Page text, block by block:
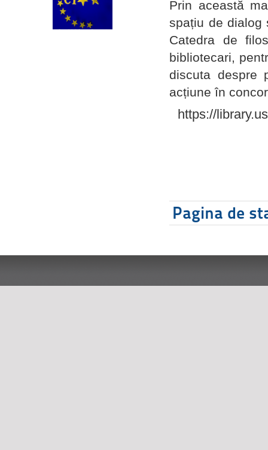
Prin această
spațiu de dialog
Catedra de
bibliotecari,
discuta despre
acțiune în
https://
Pagina de